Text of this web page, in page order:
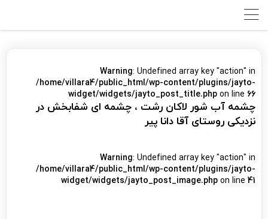
Warning: Undefined array key "action" in
/home/villara4/public_html/wp-content/plugins/jayto-
widget/widgets/jayto_post_title.php on line 66
چشمه آب شور لاکان رشت ، چشمه ای شفابخش در
نزدیکی روستای آقا دانا پیر
Warning: Undefined array key "action" in
/home/villara4/public_html/wp-content/plugins/jayto-
widget/widgets/jayto_post_image.php on line 41